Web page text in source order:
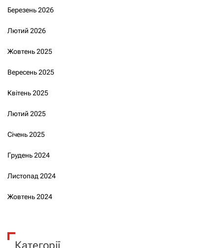
Березень 2026
Лютий 2026
Жовтень 2025
Вересень 2025
Квітень 2025
Лютий 2025
Січень 2025
Грудень 2024
Листопад 2024
Жовтень 2024
Категорії